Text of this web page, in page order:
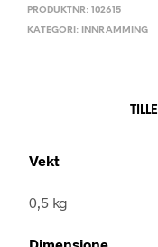
PRODUKTNR: 102615
KATEGORI:
INNRAMMING
Vekt
0,5 kg